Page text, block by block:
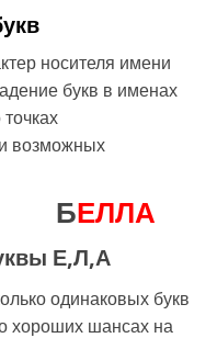
носителя имени
букв в именах
возможных
БЕЛЛА
Е,Л,А
одинаковых букв
хороших шансах на